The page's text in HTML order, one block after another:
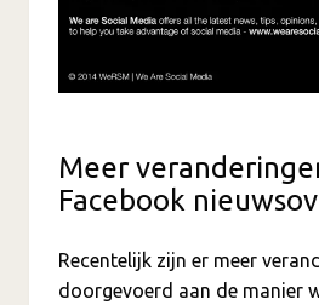
Meer
Facebook
Recentelijk zijn er meer
doorgevoerd aan de manier